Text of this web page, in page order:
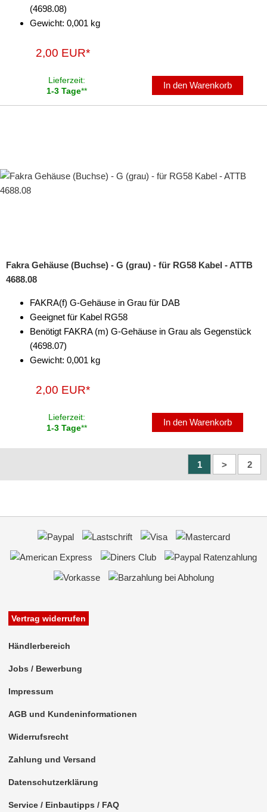
(4698.08)
Gewicht: 0,001 kg
2,00 EUR*
Lieferzeit:
1-3 Tage**
In den Warenkorb
Fakra Gehäuse (Buchse) - G (grau) - für RG58 Kabel - ATTB
4688.08
FAKRA(f) G-Gehäuse in Grau für DAB
Geeignet für Kabel RG58
Benötigt FAKRA (m) G-Gehäuse in Grau als Gegenstück
(4698.07)
Gewicht: 0,001 kg
2,00 EUR*
Lieferzeit:
1-3 Tage**
In den Warenkorb
1 > 2
Vertrag widerrufen
Händlerbereich
Jobs / Bewerbung
Impressum
AGB und Kundeninformationen
Widerrufsrecht
Zahlung und Versand
Datenschutzerklärung
Service / Einbautipps / FAQ